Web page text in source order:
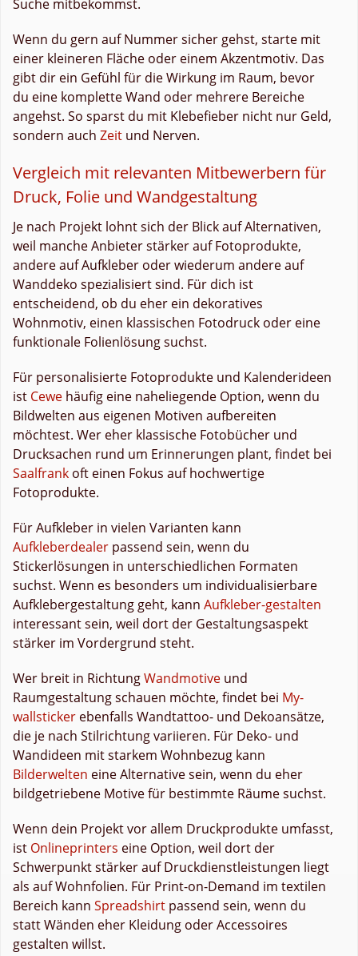
Suche mitbekommst.
Wenn du gern auf Nummer sicher gehst, starte mit
einer kleineren Fläche oder einem Akzentmotiv. Das
gibt dir ein Gefühl für die Wirkung im Raum, bevor
du eine komplette Wand oder mehrere Bereiche
angehst. So sparst du mit Klebefieber nicht nur Geld,
sondern auch Zeit und Nerven.
Vergleich mit relevanten Mitbewerbern für
Druck, Folie und Wandgestaltung
Je nach Projekt lohnt sich der Blick auf Alternativen,
weil manche Anbieter stärker auf Fotoprodukte,
andere auf Aufkleber oder wiederum andere auf
Wanddeko spezialisiert sind. Für dich ist
entscheidend, ob du eher ein dekoratives
Wohnmotiv, einen klassischen Fotodruck oder eine
funktionale Folienlösung suchst.
Für personalisierte Fotoprodukte und Kalenderideen
ist Cewe häufig eine naheliegende Option, wenn du
Bildwelten aus eigenen Motiven aufbereiten
möchtest. Wer eher klassische Fotobücher und
Drucksachen rund um Erinnerungen plant, findet bei
Saalfrank oft einen Fokus auf hochwertige
Fotoprodukte.
Für Aufkleber in vielen Varianten kann
Aufkleberdealer passend sein, wenn du
Stickerlösungen in unterschiedlichen Formaten
suchst. Wenn es besonders um individualisierbare
Aufklebergestaltung geht, kann Aufkleber-gestalten
interessant sein, weil dort der Gestaltungsaspekt
stärker im Vordergrund steht.
Wer breit in RichtungWandmotive und
Raumgestaltung schauen möchte, findet bei My-
wallsticker ebenfalls Wandtattoo- und Dekoansätze,
die je nach Stilrichtung variieren. Für Deko- und
Wandideen mit starkem Wohnbezug kann
Bilderwelten eine Alternative sein, wenn du eher
bildgetriebene Motive für bestimmte Räume suchst.
Wenn dein Projekt vor allem Druckprodukte umfasst,
ist Onlineprinters eine Option, weil dort der
Schwerpunkt stärker auf Druckdienstleistungen liegt
als auf Wohnfolien. Für Print-on-Demand im textilen
Bereich kann Spreadshirt passend sein, wenn du
statt Wänden eher Kleidung oder Accessoires
gestalten willst.